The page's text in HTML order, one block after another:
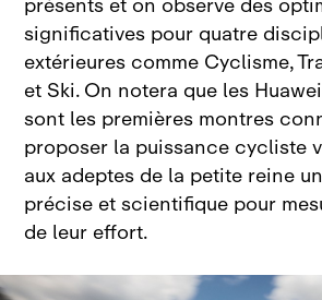
significatives pour quatre
extérieures comme Cyclisme,
et Ski. On notera que les
sont les premières montres
proposer la puissance cycliste
aux adeptes de la petite reine
précise et scientifique pour
de leur effort.